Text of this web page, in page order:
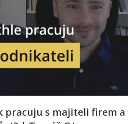
pracuju s majiteli firem a